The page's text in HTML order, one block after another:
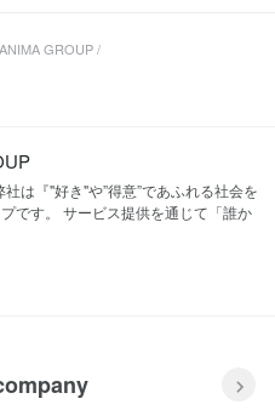
め、ゲームに関わるすべての人が
売買」はもちろん、「ゲームプレ
行業務」を請け負える機能などを
トフォームとして提供していま
に登録者数は100万人を大きく肥
り、同領域の中でも後発ながら急
ゲームにかけた時間や努力が資産
常識をつくる』サービス作りをし
GROUP /
社は『"好き"や”得意”であふれる社会を
です。 サービス提供を通じて「誰か